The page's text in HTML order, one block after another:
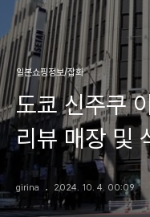
일본쇼핑정보/잡화
도쿄 신주쿠
리뷰 매장 및
girina 2024. 10. 4. 00:09